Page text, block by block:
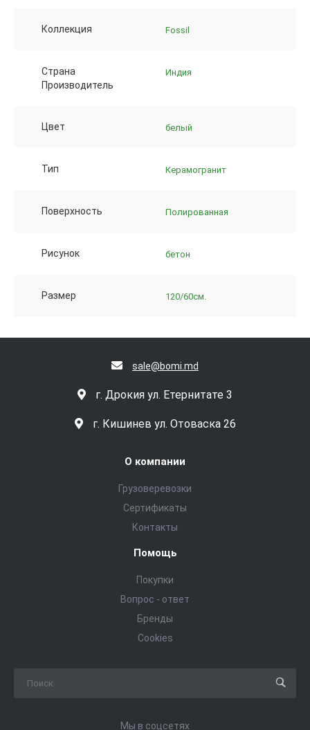
Коллекция Fossil
Страна
Производитель
Индия
Цвет белый
Тип Керамогранит
Поверхность Полированная
Рисунок бетон
Размер 120/60см.
sale@bomi.md
г. Дрокия ул. Етернитате 3
г. Кишинев ул. Отоваска 26
О компании
Грузоверевозки
Сертификаты
Контакты
Помощь
Покупки
Вопрос - ответ
Бренды
Cookies
Мы в соцсетях